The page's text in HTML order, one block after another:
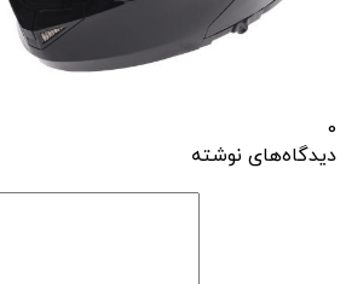
0
دیدگاه‌های نوشته